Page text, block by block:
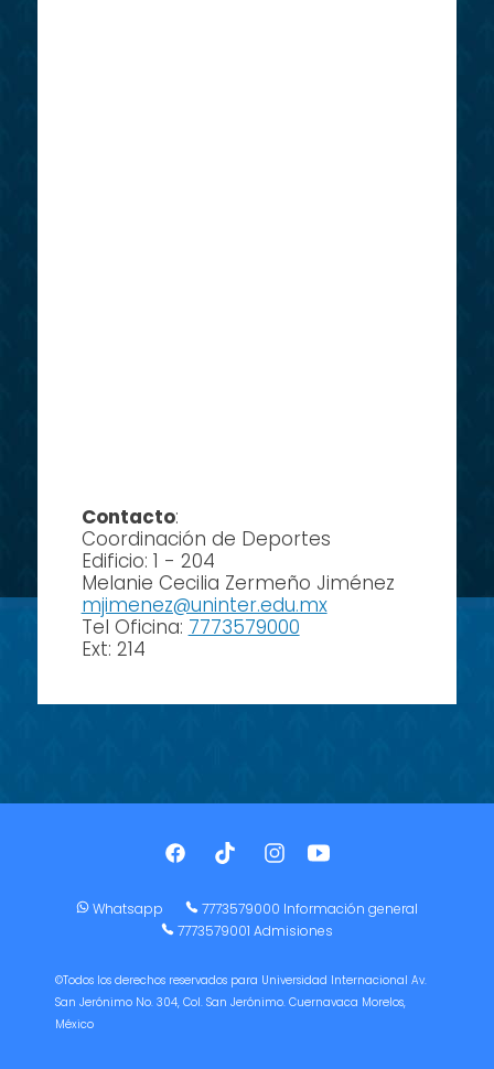
Contacto:
Coordinación de Deportes
Edificio: 1 - 204
Melanie Cecilia Zermeño Jiménez
mjimenez@uninter.edu.mx
Tel Oficina: 7773579000
Ext: 214
Whatsapp
7773579000 Información general
7773579001 Admisiones
©Todos los derechos reservados para Universidad Internacional Av.
San Jerónimo No. 304, Col. San Jerónimo. Cuernavaca Morelos,
México